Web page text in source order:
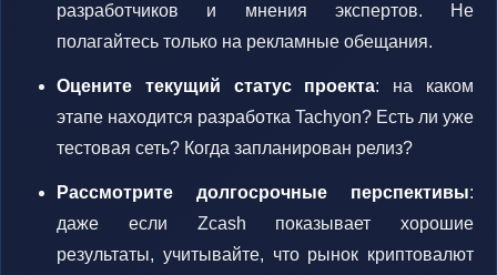
разработчиков и мнения экспертов. Не
полагайтесь только на рекламные обещания.
Оцените текущий статус проекта: на каком
этапе находится разработка Tachyon? Есть ли уже
тестовая сеть? Когда запланирован релиз?
Рассмотрите долгосрочные перспективы:
даже если Zcash показывает хорошие
результаты, учитывайте, что рынок криптовалют